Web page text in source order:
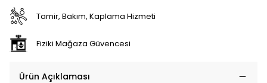
Tamir, Bakım, Kaplama Hizmeti
Fiziki Mağaza Güvencesi
Ürün Açıklaması